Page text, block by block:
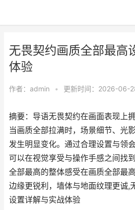
无畏契约画质全部最高
体验
作者： admin • 更新时间：2026-06-
摘要：导语无畏契约在画面表现上
当画质全部拉满时，场景细节、光
发生明显变化。通过合理设置与领
可以在视觉享受与操作手感之间找
全部最高的整体感受在画质全部最
边缘更锐利，墙体与地面纹理更诚,
设置详解与实战体验